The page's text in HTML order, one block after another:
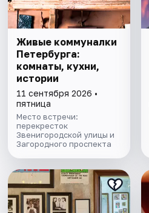
Живые коммуналки
Петербурга:
комнаты, кухни,
истории
11 сентября 2026 •
пятница
Место встречи:
перекресток
Звенигородской улицы и
Загородного проспекта